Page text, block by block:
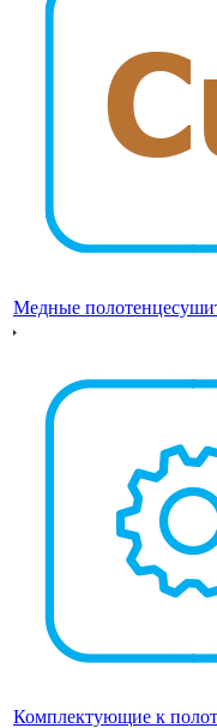
Медные
Комплектующие к